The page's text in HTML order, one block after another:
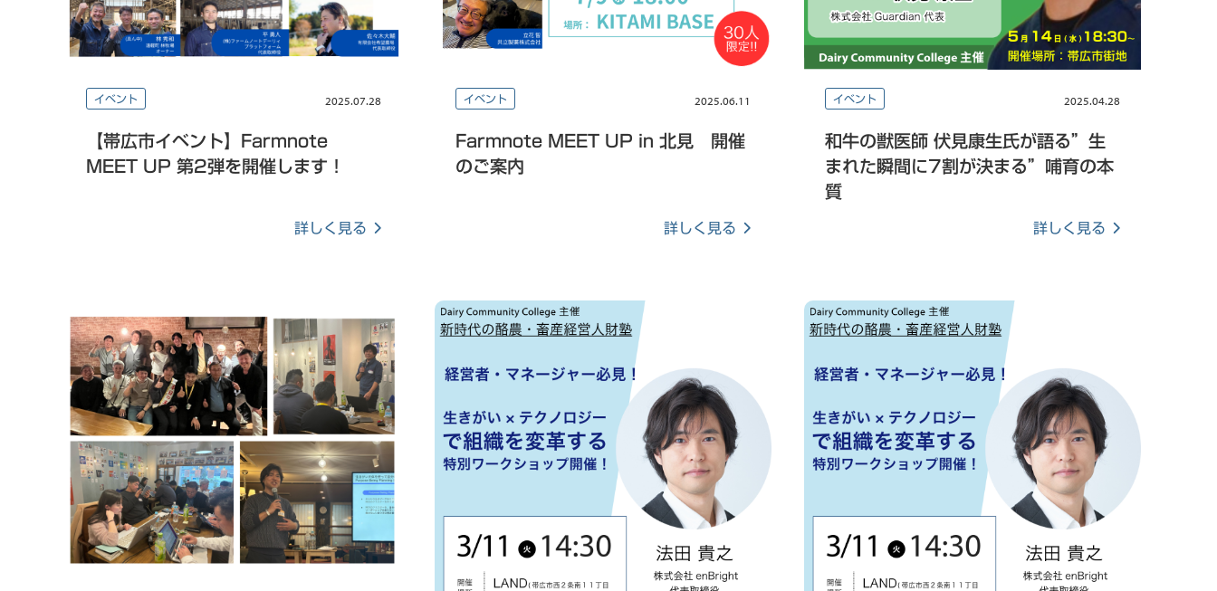
イベント 2025.07.28
【帯広市イベント】Farmnote
MEET UP 第2弾を開催します！
詳しく見る
イベント 2025.06.11
Farmnote MEET UP in 北見 開催
のご案内
詳しく見る
イベント 2025.04.28
和牛の獣医師 伏見康生氏が語る”生
まれた瞬間に7割が決まる”哺育の本
質
詳しく見る